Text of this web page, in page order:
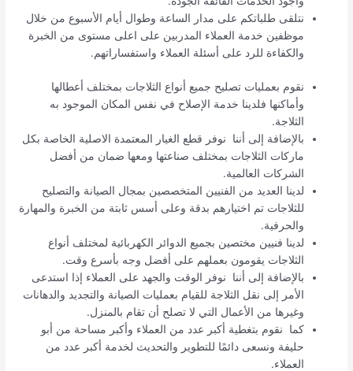
نتلقى طلباتكم على مدار الساعة وطوال أيام الأسبوع من خلال
موظفين خدمة العملاء المدربين على اعلى مستوى من الخبرة
والكفاءة للرد على أسئلة العملاء واستفساراتهم.
نقوم بعمليات تصليح جميع أنواع الثلاجات بمختلف أعطالها
وأماكنها فلدينا خدمة الإصلاح في نفس المكان الموجود به
الثلاجة.
بالإضافة إلى أننا نوفر قطع الغيار المعتمدة الاصلية الخاصة بكل
ماركات الثلاجات بمختلف صناعتها ومعها ضمان من أفضل
الشركات العالمية.
لدينا العديد من الفنيين المتخصصين بمجال الصيانة والتصليح
للثلاجات تم اختيارهم بدقة وعلى أسس ثابتة من الخبرة والمهارة
والحرفية.
لدينا فنيين مختصين بجميع الدوائر الكهربائية لمختلف أنواع
الثلاجات يقومون بعملهم على أفضل وجه بأسرع وقت.
بالإضافة إلى أننا نوفر الوقت والجهد على العملاء إذا استدعى
الأمر إلى نقل الثلاجة للقيام بعمليات الصيانة والتجديد والدهانات
وغيرها من الأعمال التي لا تصلح أن تقام بالمنزل.
كما نقوم بتغطية أكبر عدد من العملاء وأكبر مساحة من أبو
حليفة ونسعى دائمًا للتطوير والتحديث لخدمة أكبر عدد من
العملاء.